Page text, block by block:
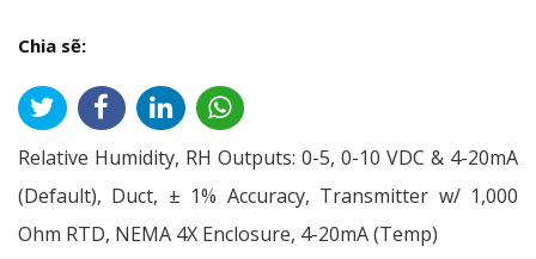
Chia sẽ:
Relative Humidity, RH Outputs: 0-5, 0-10 VDC & 4-20mA
(Default), Duct, ± 1% Accuracy, Transmitter w/ 1,000
Ohm RTD, NEMA 4X Enclosure, 4-20mA (Temp)